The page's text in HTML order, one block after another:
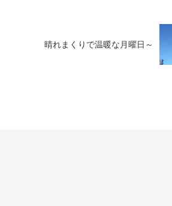
晴れまくりで温暖な月曜日～